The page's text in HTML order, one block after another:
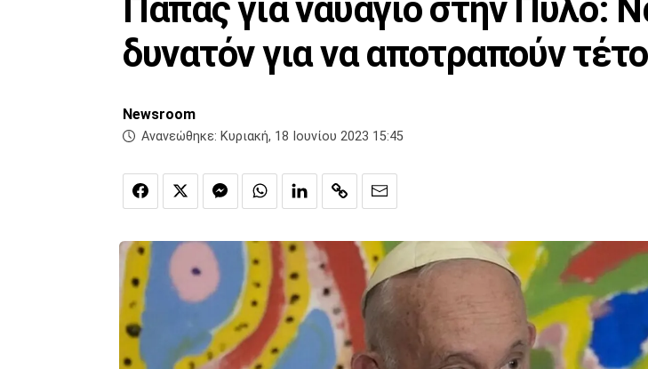
Πάπας για ναυάγιο στην Πύλο: Να
δυνατόν για να αποτραπούν
Newsroom
Ανανεώθηκε: Κυριακή, 18 Ιουνίου 2023 15:45